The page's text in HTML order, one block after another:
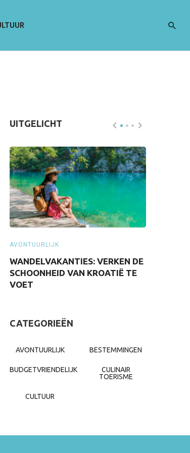
UITGELICHT
AVONTUURLIJK
WANDELVAKANTIES: VERKEN DE
SCHOONHEID VAN KROATIË TE
VOET
CATEGORIEËN
AVONTUURLIJK BESTEMMINGEN
BUDGETVRIENDELIJK
CULINAIR
TOERISME
CULTUUR